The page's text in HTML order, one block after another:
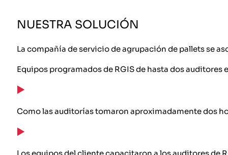
NUESTRA SOLUCIÓN
La compañía de servicio de agrupación de pallets se
Equipos programados de RGIS de hasta dos
Como las auditorías tomaron aproximadamente dos